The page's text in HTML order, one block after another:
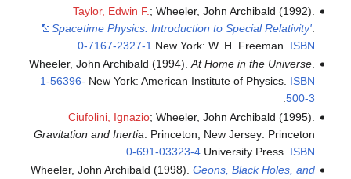
Taylor, Edwin F. ; Wheeler, John Archibald (1992).
Spacetime Physics: Introduction to Special Relativity'.
New York: W. H. Freeman. ISBN
0-7167-2327-1
Wheeler, John Archibald (1994).At Home in the Universe.
New York: American Institute of Physics. ISBN
1-56396-
500-3
.
Ciufolini, Ignazio; Wheeler, John Archibald (1995).
Gravitation and Inertia . Princeton, New Jersey: Princeton
University Press. ISBN
0-691-03323-4
Wheeler, John Archibald (1998). Geons, Black Holes, and